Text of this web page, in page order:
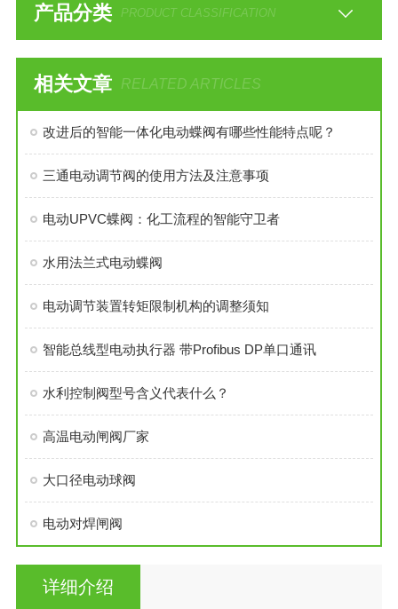
产品分类 PRODUCT CLASSIFICATION
相关文章 RELATED ARTICLES
改进后的智能一体化电动蝶阀有哪些性能特点呢？
三通电动调节阀的使用方法及注意事项
电动UPVC蝶阀：化工流程的智能守卫者
水用法兰式电动蝶阀
电动调节装置转矩限制机构的调整须知
智能总线型电动执行器 带Profibus DP单口通讯
水利控制阀型号含义代表什么？
高温电动闸阀厂家
大口径电动球阀
电动对焊闸阀
详细介绍